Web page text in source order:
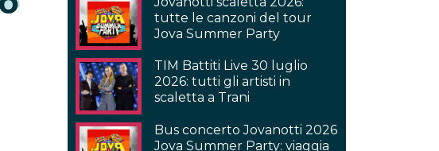
tutte le canzoni del tour
Jova Summer Party
TIM Battiti Live 30 luglio
2026: tutti gli artisti in
scaletta a Trani
Bus concerto Jovanotti 2026
Jova Summer Party: viaggia